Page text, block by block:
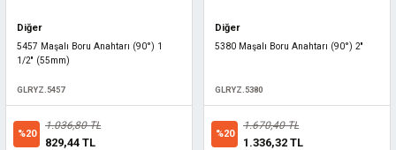
Diğer
5457 Maşalı Boru Anahtarı (90°) 1
1/2'' (55mm)
GLRYZ.5457
%20
1.036,80 TL
829,44 TL
Diğer
5380 Maşalı Boru Anahtarı (90°) 2''
GLRYZ.5380
%20
1.670,40 TL
1.336,32 TL